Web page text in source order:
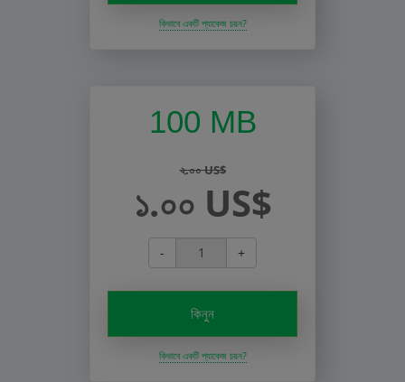
কিভাবে একটি প্যাকেজ চয়ন?
100 MB
২.০০ US$
১.০০ US$
- +
কিনুন
কিভাবে একটি প্যাকেজ চয়ন?